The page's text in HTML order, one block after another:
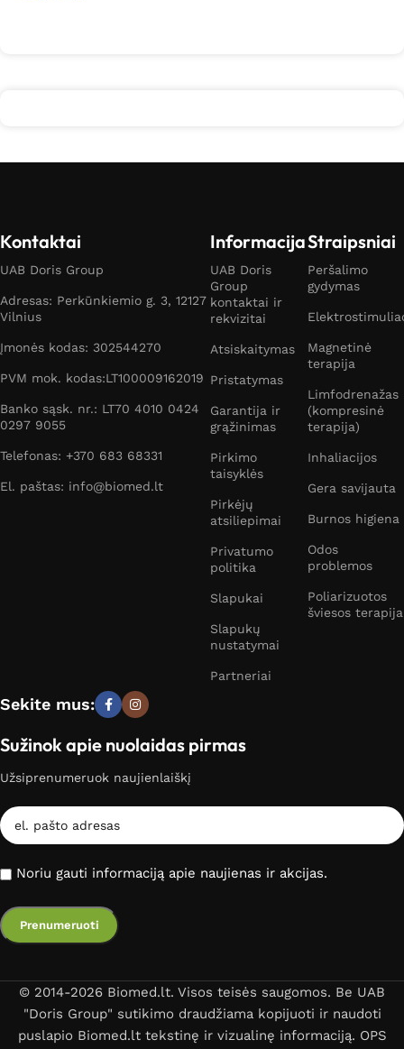
Kontaktai
UAB Doris Group
Adresas: Perkūnkiemio g. 3, 12127
Vilnius
Įmonės kodas: 302544270
PVM mok. kodas:LT100009162019
Banko sąsk. nr.: LT70 4010 0424
0297 9055
Telefonas: +370 683 68331
El. paštas: info@biomed.lt
Informacija
UAB Doris
Group
kontaktai ir
rekvizitai
Atsiskaitymas
Pristatymas
Garantija ir
grąžinimas
Pirkimo
taisyklės
Pirkėjų
atsiliepimai
Privatumo
politika
Slapukai
Slapukų
nustatymai
Partneriai
Straipsniai
Peršalimo
gydymas
Magnetinė
terapija
Limfodrenažas
(kompresinė
terapija)
Inhaliacijos
Gera savijauta
Burnos higiena
Odos
problemos
Poliarizuotos
šviesos terapija
Sekite mus:
Sužinok apie nuolaidas pirmas
Užsiprenumeruok naujienlaiškį
Noriu gauti informaciją apie naujienas ir akcijas.
© 2014-2026 Biomed.lt. Visos teisės saugomos. Be UAB
"Doris Group" sutikimo draudžiama kopijuoti ir naudoti
puslapio Biomed.lt tekstinę ir vizualinę informaciją. OPS